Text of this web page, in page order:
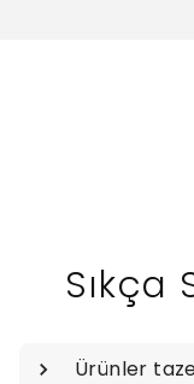
Sıkça
Ürünler